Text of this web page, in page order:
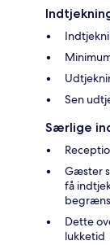
Sen
Særlige
Gæster
få
Dette
lukketid